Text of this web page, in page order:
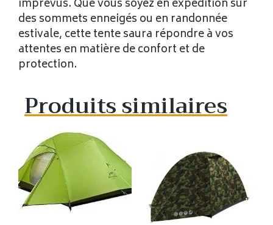
imprévus. Que vous soyez en expédition sur
des sommets enneigés ou en randonnée
estivale, cette tente saura répondre à vos
attentes en matière de confort et de
protection.
Produits similaires